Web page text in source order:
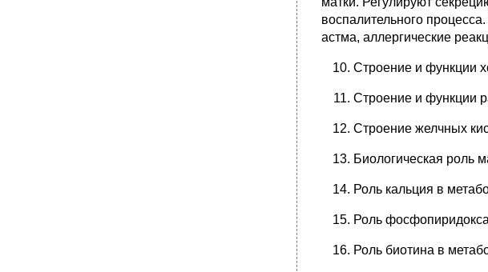
воспалительного
астма, аллергические
Строение и функции
Строение и функции
Строение желчных
Биологическая роль
Роль кальция в
Роль
Роль биотина в